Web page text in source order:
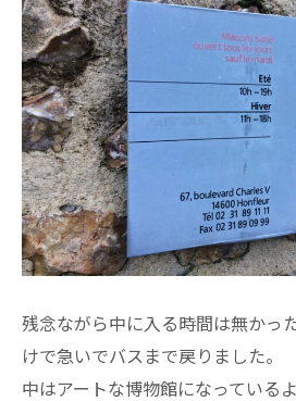
残念ながら中に入る時間は無かっ
けで急いでバスまで戻りました。
中はアートな博物館になっているよ